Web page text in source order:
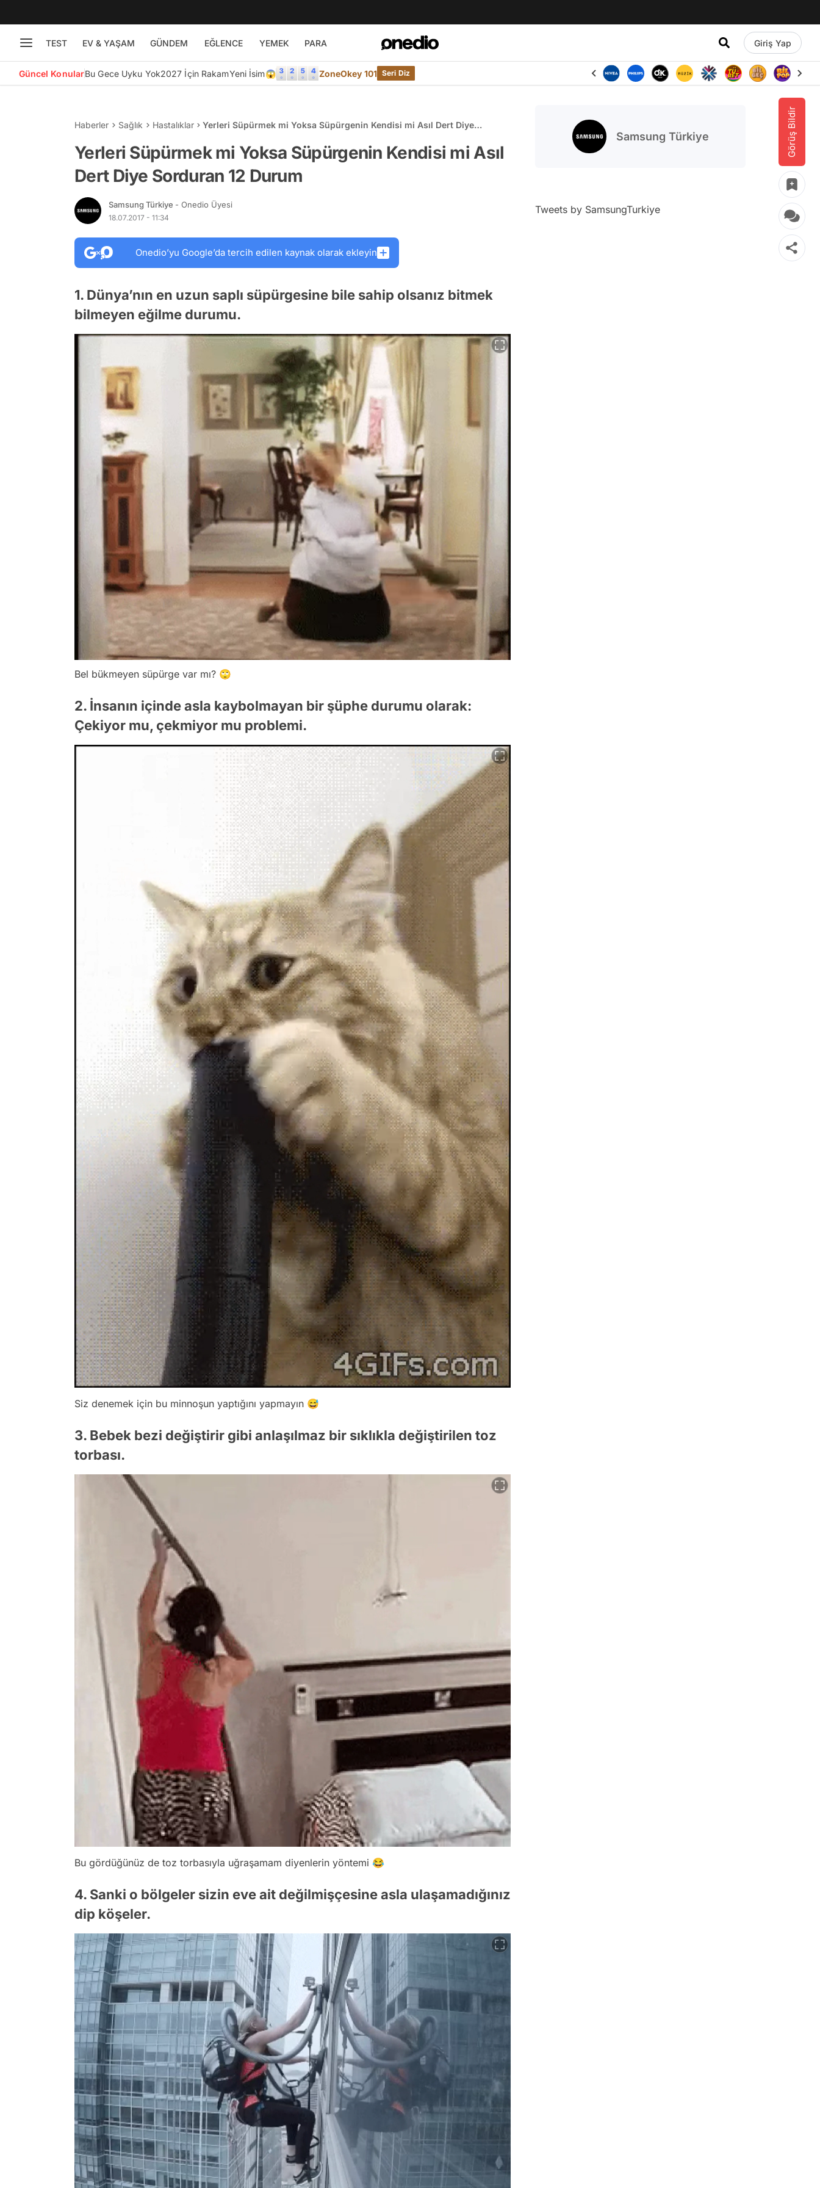
TEST EV & YAŞAM GÜNDEM EĞLENCE YEMEK PARA Giriş Yap
Güncel KonularBu Gece Uyku Yok2027 İçin RakamYeni İsim😱 ZoneOkey 101 Seri Diz
Görüş Bildir
Haberler Sağlık Hastalıklar
Yerleri Süpürmek mi Yoksa Süpürgenin Kendisi mi Asıl Dert Diye
Yerleri Süpürmek mi Yoksa Süpürgenin Kendisi mi Asıl
Dert Diye Sorduran 12 Durum
Samsung Türkiye - Onedio Üyesi
18.07.2017 - 11:34
Onedio’yu Google’da tercih edilen kaynak olarak ekleyin
1. Dünya’nın en uzun saplı süpürgesine bile sahip olsanız bitmek
bilmeyen eğilme durumu.
Bel bükmeyen süpürge var mı? 🙄
2. İnsanın içinde asla kaybolmayan bir şüphe durumu olarak:
Çekiyor mu, çekmiyor mu problemi.
Siz denemek için bu minnoşun yaptığını yapmayın 😅
3. Bebek bezi değiştirir gibi anlaşılmaz bir sıklıkla değiştirilen toz
torbası.
Bu gördüğünüz de toz torbasıyla uğraşamam diyenlerin yöntemi 😂
4. Sanki o bölgeler sizin eve ait değilmişçesine asla ulaşamadığınız
dip köşeler.
Samsung Türkiye
Tweets by SamsungTurkiye